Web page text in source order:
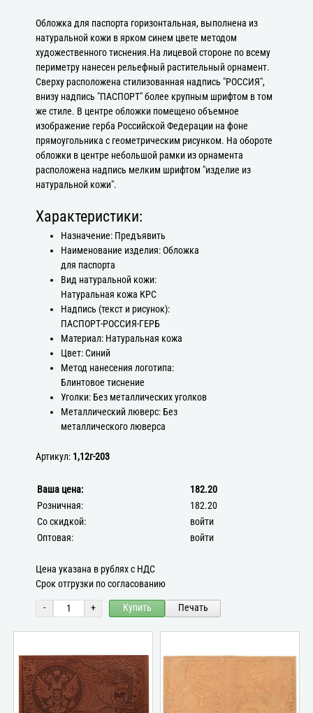
Обложка для паспорта горизонтальная, выполнена из
натуральной кожи в ярком синем цвете методом
художественного тиснения.На лицевой стороне по всему
периметру нанесен рельефный растительный орнамент.
Сверху расположена стилизованная надпись "РОССИЯ",
внизу надпись "ПАСПОРТ" более крупным шрифтом в том
же стиле. В центре обложки помещено объемное
изображение герба Российской Федерации на фоне
прямоугольника с геометрическим рисунком. На обороте
обложки в центре небольшой рамки из орнамента
расположена надпись мелким шрифтом "изделие из
натуральной кожи".
Характеристики:
Назначение: Предъявить
Наименование изделия: Обложка
для паспорта
Вид натуральной кожи:
Натуральная кожа КРС
Надпись (текст и рисунок):
ПАСПОРТ-РОССИЯ-ГЕРБ
Материал: Натуральная кожа
Цвет: Синий
Метод нанесения логотипа:
Блинтовое тиснение
Уголки: Без металлических уголков
Металлический люверс: Без
металлического люверса
Артикул: 1,12г-203
Ваша цена:
182.20
Розничная:
182.20
Со скидкой:
войти
Оптовая:
войти
Цена указана в рублях с НДС
Срок отгрузки по согласованию
- + Купить Печать